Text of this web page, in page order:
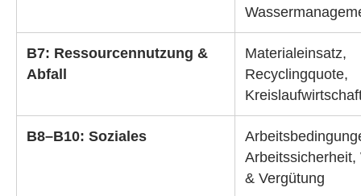
B7: Ressourcennutzung &
Abfall
Materialeinsatz,
Recyclingquote,
B8–B10: Soziales
Arbeitssicherheit,
& Vergütung